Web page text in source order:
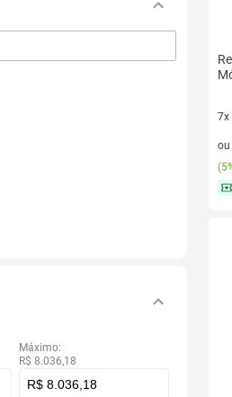
Máximo:
R$ 8.036,18
7x
7
ou
(